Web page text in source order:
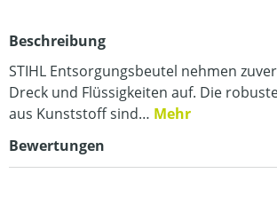
Beschreibung
STIHL Entsorgungsbeutel nehmen
Dreck und Flüssigkeiten auf. Die
aus Kunststoff sind… Mehr
Bewertungen